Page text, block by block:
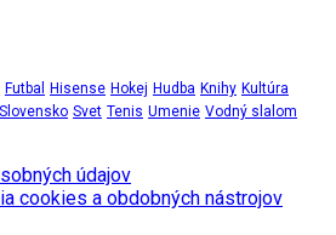
Futbal Hisense Hokej Hudba Knihy Kultúra
Slovensko Svet Tenis Umenie Vodný slalom
údajov
cookies a obdobných nástrojov